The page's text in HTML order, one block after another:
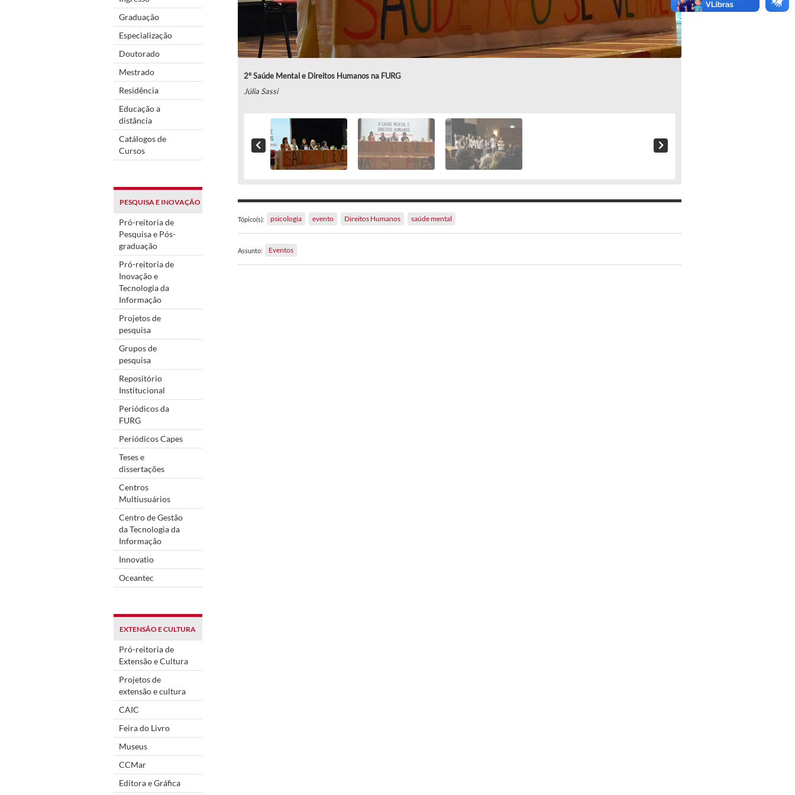
Graduação
Especialização
Doutorado
Mestrado
Residência
Educação a
distância
Catálogos de
Cursos
PESQUISA E INOVAÇÃO
Pró-reitoria de
Pesquisa e Pós-
graduação
Pró-reitoria de
Inovação e
Tecnologia da
Informação
Projetos de
pesquisa
Grupos de
pesquisa
Repositório
Institucional
Periódicos da
FURG
Periódicos Capes
Teses e
dissertações
Centros
Multiusuários
Centro de Gestão
da Tecnologia da
Informação
Innovatio
Oceantec
EXTENSÃO E CULTURA
Pró-reitoria de
Extensão e Cultura
Projetos de
extensão e cultura
CAIC
Feira do Livro
Museus
CCMar
Editora e Gráfica
2º Saúde Mental e Direitos Humanos na FURG
Júlia Sassi
Tópico(s): psicologia evento Direitos Humanos saúde mental
Assunto: Eventos